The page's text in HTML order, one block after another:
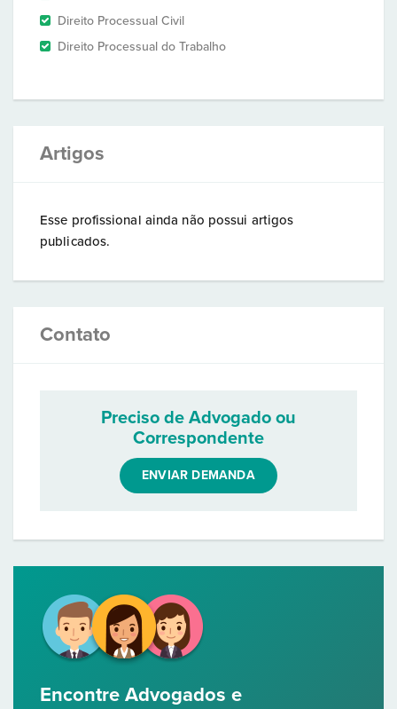
Direito Processual Civil
Direito Processual do Trabalho
Artigos
Esse profissional ainda não possui artigos
publicados.
Contato
Preciso de Advogado ou
Correspondente
ENVIAR DEMANDA
Encontre Advogados e